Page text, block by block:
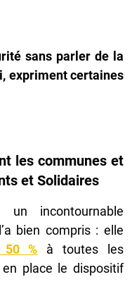
sans parler de la
expriment certaines
les communes et
et Solidaires
incontournable
bien compris : elle
50 % à toutes les
place le dispositif